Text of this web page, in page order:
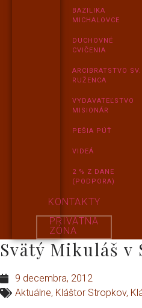
BAZILIKA
MICHALOVCE
DUCHOVNÉ
CVIČENIA
ARCIBRATSTVO SV.
RUŽENCA
VYDAVATEĽSTVO
MISIONÁR
PEŠIA PÚŤ
VIDEÁ
2 % Z DANE
(PODPORA)
KONTAKTY
PRIVÁTNA
ZÓNA
Svätý Mikuláš v
9 decembra, 2012
Aktuálne, Kláštor Stropkov,